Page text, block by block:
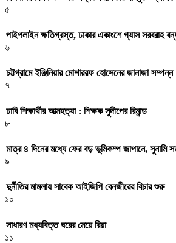
৫
পাইপলাইন ক্ষতিগ্রস্ত, ঢাকার একাংশে গ্যাস সরবরাহ
৬
চট্টগ্রামে ইঞ্জিনিয়ার মোশাররফ হোসেনের জানাজা সম্পন্ন
৭
ঢাবি শিক্ষার্থীর আত্মহত্যা : শিক্ষক সুদীপের রিমান্ড
৮
মাত্র ৪ দিনের মধ্যে ফের বড় ভূমিকম্প জাপানে, সুনামি
৯
দুর্নীতির মামলায় সাবেক আইজিপি বেনজীরের বিচার শুরু
১০
সাধারণ মধ্যবিত্ত ঘরের মেয়ে রিয়া
১১